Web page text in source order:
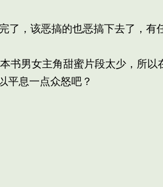
了，该恶搞的也恶搞下去了，有
书男女主角甜蜜片段太少，所
平息一点众怒吧？